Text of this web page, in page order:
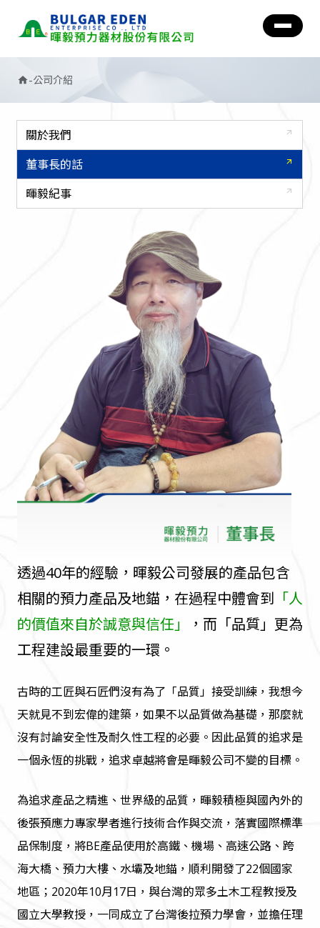
home-公司介紹
關於我們 arrow_outward
董事長的話 arrow_outward
暉毅紀事 arrow_outward
透過40年的經驗，暉毅公司發展的產品包含
相關的預力產品及地錨，在過程中體會到 「人
的價值來自於誠意與信任」
，而「品質」更為
工程建設最重要的一環。
古時的工匠與石匠們沒有為了「品質」接受訓練，我想今
天就見不到宏偉的建築，如果不以品質做為基礎，那麼就
沒有討論安全性及耐久性工程的必要。因此品質的追求是
一個永恆的挑戰，追求卓越將會是暉毅公司不變的目標。
為追求產品之精進、世界級的品質，暉毅積極與國內外的
後張預應力專家學者進行技術合作與交流，落實國際標準
品保制度，將BE產品使用於高鐵、機場、高速公路、跨
海大橋、預力大樓、水壩及地錨，順利開發了22個國家
地區；2020年10月17日，與台灣的眾多土木工程教授及
國立大學教授，一同成立了台灣後拉預力學會，並擔任理